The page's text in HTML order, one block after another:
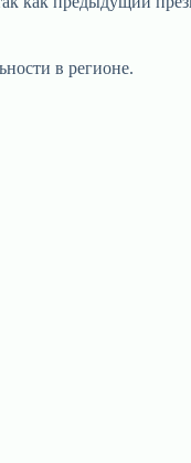
в регионе.